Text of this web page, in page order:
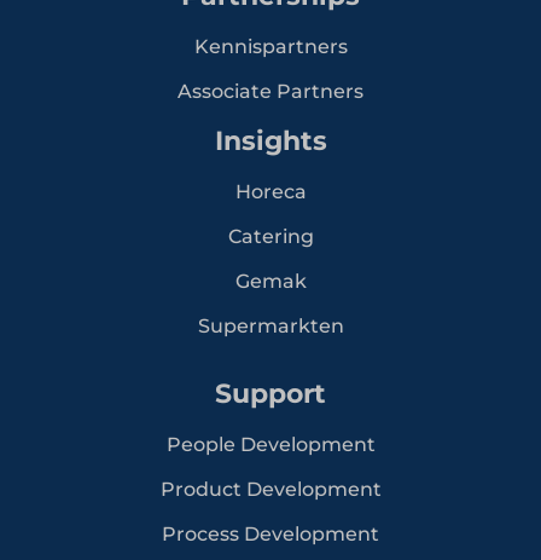
Kennispartners
Associate Partners
Insights
Horeca
Catering
Gemak
Supermarkten
Support
People Development
Product Development
Process Development